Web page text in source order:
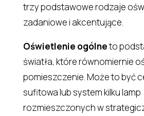
trzy podstawowe rodzaje
zadaniowe i akcentujące.
Oświetlenie ogólneto
światła, które równomiernie
pomieszczenie. Może to być
sufitowa lub system kilku lamp
rozmieszczonych w